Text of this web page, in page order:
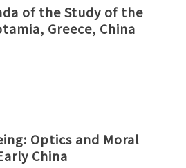
of the Study of the
Greece, China
Optics and Moral
China